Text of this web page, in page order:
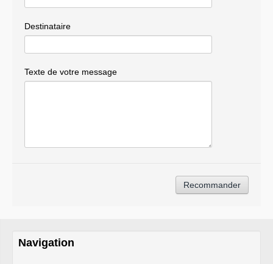
Destinataire
Texte de votre message
Navigation